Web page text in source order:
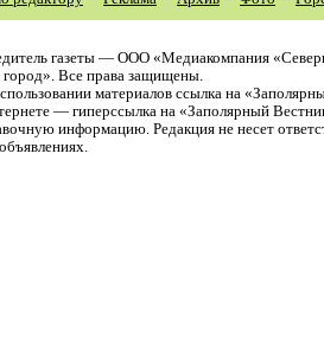
газеты — ООО «Медиакомпания
Все права защищены.
материалов ссылка на
— гиперссылка на «Заполярный
информацию. Редакция не несет